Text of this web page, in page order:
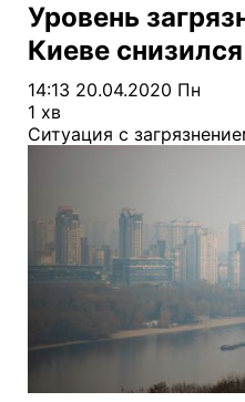
Уровень
Киеве
14:13 20.04.2020 Пн
1 хв
Ситуация с